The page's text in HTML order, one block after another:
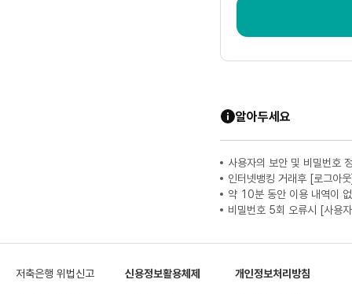
알아두세요
사용자의 보안 및 비밀번호
인터넷뱅킹 거래후 [로그아
약 10분 동안 이용 내역이
비밀번호 5회 오류시 [사용
저축은행 위법신고 신용정보활용체제 개인정보처리방침